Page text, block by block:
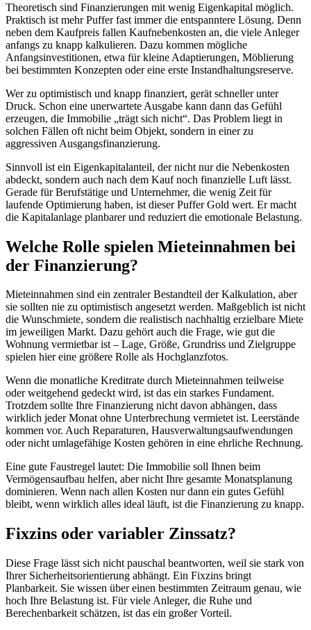
Theoretisch sind Finanzierungen mit wenig Eigenkapital möglich.
Praktisch ist mehr Puffer fast immer die entspanntere Lösung. Denn
neben dem Kaufpreis fallen Kaufnebenkosten an, die viele Anleger
anfangs zu knapp kalkulieren. Dazu kommen mögliche
Anfangsinvestitionen, etwa für kleine Adaptierungen, Möblierung
bei bestimmten Konzepten oder eine erste Instandhaltungsreserve.
Wer zu optimistisch und knapp finanziert, gerät schneller unter
Druck. Schon eine unerwartete Ausgabe kann dann das Gefühl
erzeugen, die Immobilie „trägt sich nicht“. Das Problem liegt in
solchen Fällen oft nicht beim Objekt, sondern in einer zu
aggressiven Ausgangsfinanzierung.
Sinnvoll ist ein Eigenkapitalanteil, der nicht nur die Nebenkosten
abdeckt, sondern auch nach dem Kauf noch finanzielle Luft lässt.
Gerade für Berufstätige und Unternehmer, die wenig Zeit für
laufende Optimierung haben, ist dieser Puffer Gold wert. Er macht
die Kapitalanlage planbarer und reduziert die emotionale Belastung.
Welche Rolle spielen Mieteinnahmen bei
der Finanzierung?
Mieteinnahmen sind ein zentraler Bestandteil der Kalkulation, aber
sie sollten nie zu optimistisch angesetzt werden. Maßgeblich ist nicht
die Wunschmiete, sondern die realistisch nachhaltig erzielbare Miete
im jeweiligen Markt. Dazu gehört auch die Frage, wie gut die
Wohnung vermietbar ist – Lage, Größe, Grundriss und Zielgruppe
spielen hier eine größere Rolle als Hochglanzfotos.
Wenn die monatliche Kreditrate durch Mieteinnahmen teilweise
oder weitgehend gedeckt wird, ist das ein starkes Fundament.
Trotzdem sollte Ihre Finanzierung nicht davon abhängen, dass
wirklich jeder Monat ohne Unterbrechung vermietet ist. Leerstände
kommen vor. Auch Reparaturen, Hausverwaltungsaufwendungen
oder nicht umlagefähige Kosten gehören in eine ehrliche Rechnung.
Eine gute Faustregel lautet: Die Immobilie soll Ihnen beim
Vermögensaufbau helfen, aber nicht Ihre gesamte Monatsplanung
dominieren. Wenn nach allen Kosten nur dann ein gutes Gefühl
bleibt, wenn wirklich alles ideal läuft, ist die Finanzierung zu knapp.
Fixzins oder variabler Zinssatz?
Diese Frage lässt sich nicht pauschal beantworten, weil sie stark von
Ihrer Sicherheitsorientierung abhängt. Ein Fixzins bringt
Planbarkeit. Sie wissen über einen bestimmten Zeitraum genau, wie
hoch Ihre Belastung ist. Für viele Anleger, die Ruhe und
Berechenbarkeit schätzen, ist das ein großer Vorteil.